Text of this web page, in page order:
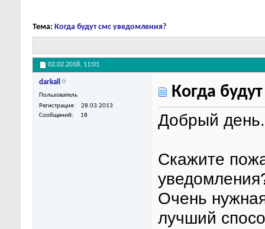
Тема: Когда будут смс уведомления?
02.02.2018, 11:01
darkall
Пользователь
Регистрация
28.03.2013
Сообщений
18
Когда
Добрый день.
Скажите
Очень
лучший